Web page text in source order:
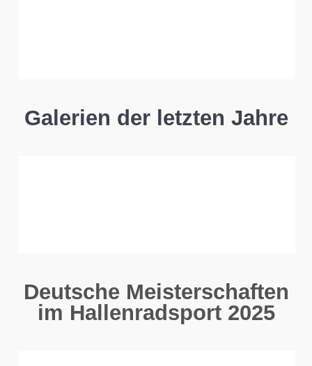
Galerien der letzten Jahre
Deutsche Meisterschaften
im Hallenradsport 2025